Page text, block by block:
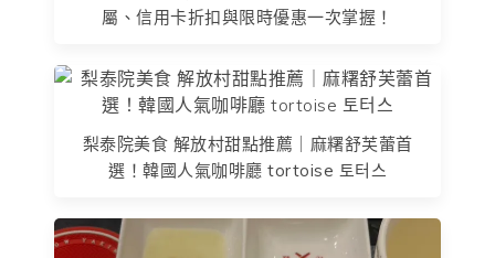
屬、信用卡折扣與限時優惠一次掌握！
梨泰院美食 解放村甜點推薦｜麻糬舒芙蕾首
選！韓國人氣咖啡廳 tortoise 토터스